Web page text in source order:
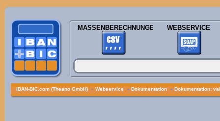
MASSENBERECHNUNGEN WEBSERVICE
IBAN-BIC.com (Theano GmbH) » Webservice » Dokumentation » Dokumentation: